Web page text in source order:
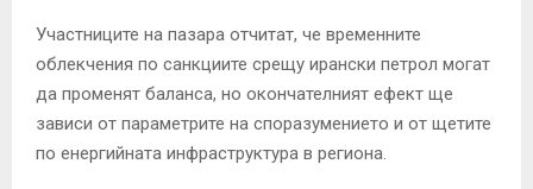
Участниците на пазара отчитат, че временните
облекчения по санкциите срещу ирански петрол могат
да променят баланса, но окончателният ефект ще
зависи от параметрите на споразумението и от щетите
по енергийната инфраструктура в региона.